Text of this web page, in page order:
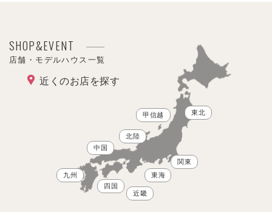
SHOP&EVENT
店舗・モデルハウス一覧
近くのお店を探す
東北
甲信越
北陸
関東
東海
近畿
中国
四国
九州